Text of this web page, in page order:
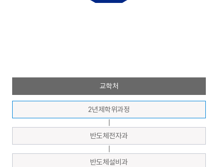
교학처
2년제학위과정
반도체전자과
반도체설비과